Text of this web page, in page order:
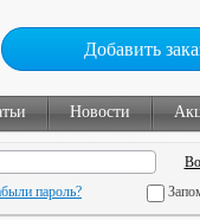
Добавить
Новости
пароль?